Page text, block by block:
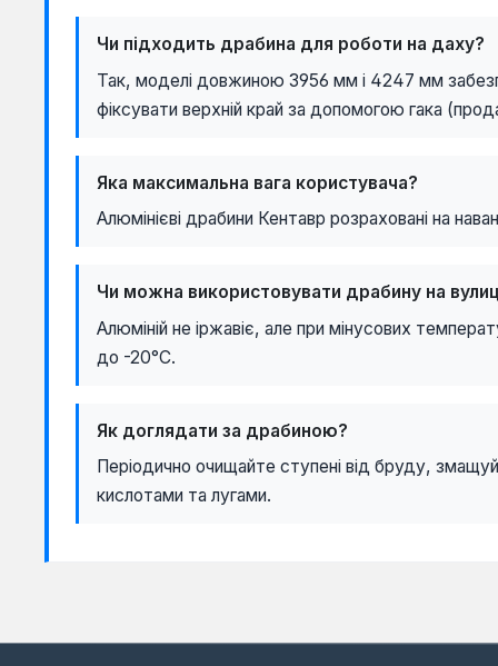
Чи підходить драбина для роботи на даху?
Так, моделі довжиною 3956 мм і 4247 мм
фіксувати верхній край за допомогою гака
Яка максимальна вага користувача?
Алюмінієві драбини Кентавр розраховані на
Чи можна використовувати драбину на
Алюміній не іржавіє, але при мінусових
до -20°C.
Як доглядати за драбиною?
Періодично очищайте ступені від бруду,
кислотами та лугами.